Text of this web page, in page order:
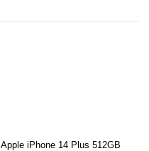
Apple iPhone 14 Plus 512GB